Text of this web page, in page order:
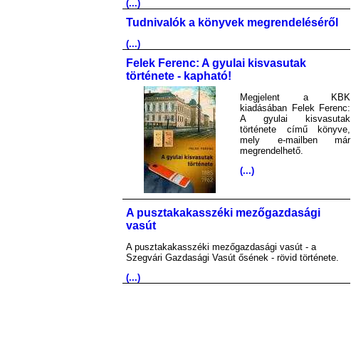
(...)
Tudnivalók a könyvek megrendeléséről
(...)
Felek Ferenc: A gyulai kisvasutak
története - kapható!
Megjelent a KBK
kiadásában Felek Ferenc:
A gyulai kisvasutak
története című könyve,
mely e-mailben már
megrendelhető.
(...)
A pusztakakasszéki mezőgazdasági
vasút
A pusztakakasszéki mezőgazdasági vasút - a
Szegvári Gazdasági Vasút ősének - rövid története.
(...)